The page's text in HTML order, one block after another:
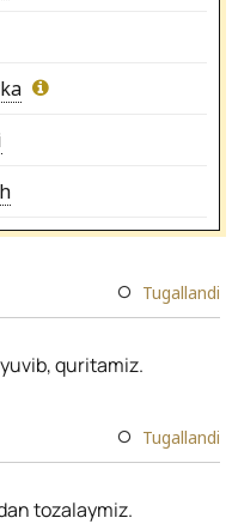
Tugallandi
quritamiz.
Tugallandi
tozalaymiz.